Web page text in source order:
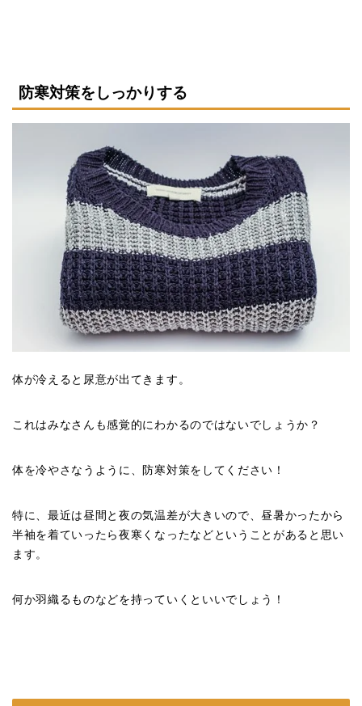
防寒対策をしっかりする
体が冷えると尿意が出てきます。
これはみなさんも感覚的にわかるのではないでしょうか？
体を冷やさなうように、防寒対策をしてください！
特に、最近は昼間と夜の気温差が大きいので、昼暑かったから
半袖を着ていったら夜寒くなったなどということがあると思い
ます。
何か羽織るものなどを持っていくといいでしょう！